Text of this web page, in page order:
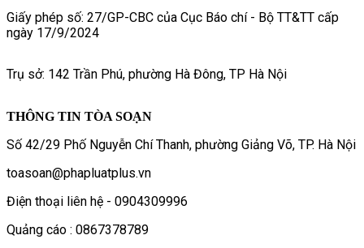
Giấy phép số: 27/GP-CBC của Cục Báo chí - Bộ TT&TT cấp
ngày 17/9/2024
Trụ sở: 142 Trần Phú, phường Hà Đông, TP Hà Nội
THÔNG TIN TÒA SOẠN
Số 42/29 Phố Nguyễn Chí Thanh, phường Giảng Võ, TP. Hà Nội
toasoan@phapluatplus.vn
Điện thoại liên hệ - 0904309996
Quảng cáo : 0867378789